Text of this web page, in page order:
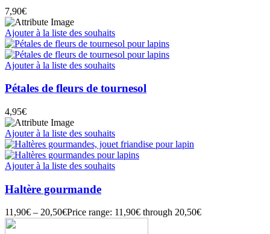
7,90€
Ajouter à la liste des souhaits
Ajouter à la liste des souhaits
Pétales de fleurs de tournesol
4,95€
Ajouter à la liste des souhaits
Ajouter à la liste des souhaits
Haltère gourmande
11,90€ – 20,50€Price range: 11,90€ through 20,50€